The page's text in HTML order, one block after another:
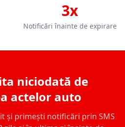
3x
Notificări înainte de expirare
niciodată de
actelor auto
și primești notificări prin SMS